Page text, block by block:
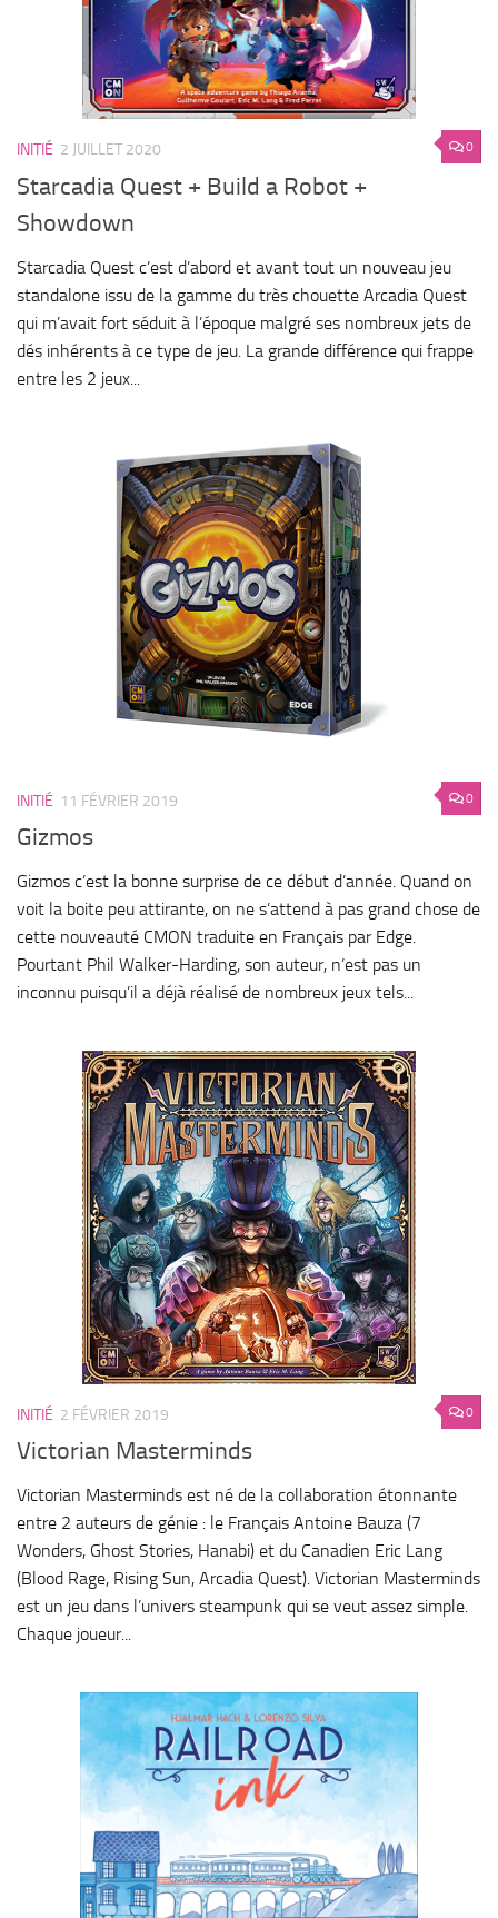
0
INITIÉ 2 JUILLET 2020
Starcadia Quest + Build a Robot +
Showdown
Starcadia Quest c’est d’abord et avant tout un nouveau jeu
standalone issu de la gamme du très chouette Arcadia Quest
qui m’avait fort séduit à l’époque malgré ses nombreux jets de
dés inhérents à ce type de jeu. La grande différence qui frappe
entre les 2 jeux...
0
INITIÉ 11 FÉVRIER 2019
Gizmos
Gizmos c’est la bonne surprise de ce début d’année. Quand on
voit la boite peu attirante, on ne s’attend à pas grand chose de
cette nouveauté CMON traduite en Français par Edge.
Pourtant Phil Walker-Harding, son auteur, n’est pas un
inconnu puisqu’il a déjà réalisé de nombreux jeux tels...
0
INITIÉ 2 FÉVRIER 2019
Victorian Masterminds
Victorian Masterminds est né de la collaboration étonnante
entre 2 auteurs de génie : le Français Antoine Bauza (7
Wonders, Ghost Stories, Hanabi) et du Canadien Eric Lang
(Blood Rage, Rising Sun, Arcadia Quest). Victorian Masterminds
est un jeu dans l’univers steampunk qui se veut assez simple.
Chaque joueur...